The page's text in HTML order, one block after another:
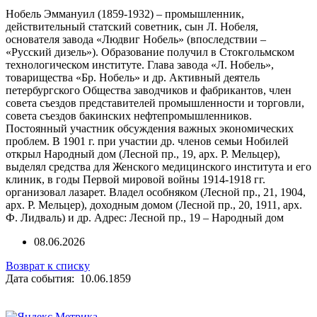
Нобель Эммануил (1859-1932) – промышленник,
действительный статский советник, сын Л. Нобеля,
основателя завода «Людвиг Нобель» (впоследствии –
«Русский дизель»). Образование получил в Стокгольмском
технологическом институте. Глава завода «Л. Нобель»,
товарищества «Бр. Нобель» и др. Активный деятель
петербургского Общества заводчиков и фабрикантов, член
совета съездов представителей промышленности и торговли,
совета съездов бакинских нефтепромышленников.
Постоянный участник обсуждения важных экономических
проблем. В 1901 г. при участии др. членов семьи Нобилей
открыл Народный дом (Лесной пр., 19, арх. Р. Мельцер),
выделял средства для Женского медицинского института и его
клиник, в годы Первой мировой войны 1914-1918 гг.
организовал лазарет. Владел особняком (Лесной пр., 21, 1904,
арх. Р. Мельцер), доходным домом (Лесной пр., 20, 1911, арх.
Ф. Лидваль) и др. Адрес: Лесной пр., 19 – Народный дом
08.06.2026
Возврат к списку
Дата события: 10.06.1859